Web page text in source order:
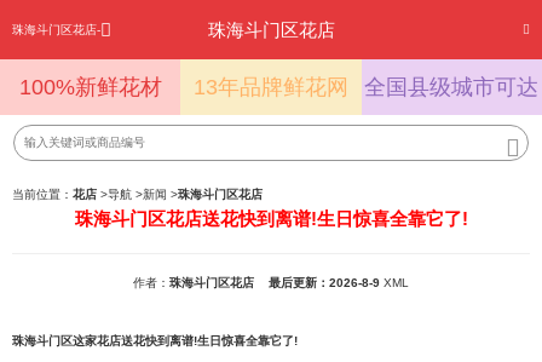
珠海斗门区花店- 珠海斗门区花店
100%新鲜花材 13年品牌鲜花网 全国县级城市可达
当前位置： 花店 >导航 >新闻 >珠海斗门区花店
珠海斗门区花店送花快到离谱!生日惊喜全靠它了!
作者： 珠海斗门区花店 最后更新：2026-8-9 XML
珠海斗门区这家花店送花快到离谱!生日惊喜全靠它了!